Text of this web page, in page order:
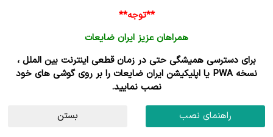
**توجه**
همراهان عزیز ایران ضایعات
برای دسترسی همیشگی حتی در زمان قطعی اینترنت بین الملل ،
نسخه PWA یا اپلیکیشن ایران ضایعات را بر روی گوشی های خود
نصب نمایید.
راهنمای نصب بستن